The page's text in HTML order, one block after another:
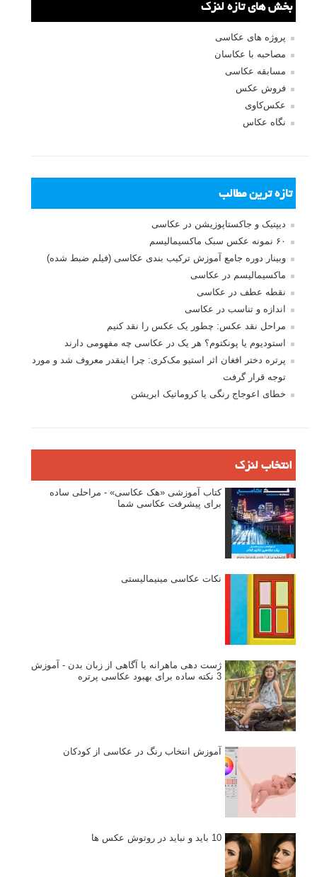
بخش های تازه لنزک
پروژه های عکاسی
مصاحبه با عکاسان
مسابقه عکاسی
فروش عکس
عکس‌کاوی
نگاه عکاس
تازه ترین مطالب
دیپتیک و جاکستا‌پوزیشن در عکاسی
۶۰ نمونه عکس سبک ماکسیمالیسم
وبینار دوره جامع آموزش ترکیب بندی عکاسی (فیلم ضبط شده)
ماکسیمالیسم در عکاسی
نقطه عطف در عکاسی
اندازه و تناسب در عکاسی
مراحل نقد عکس: چطور یک عکس را نقد کنیم
استودیوم یا پونکتوم؟ هر یک در عکاسی چه مفهومی دارند
پرتره دختر افغان اثر استیو مک‌کری: چرا اینقدر معروف شد و مورد
توجه قرار گرفت
خطای اعوجاج رنگی یا کروماتیک ابریشن
انتخاب لنزک
کتاب آموزشی «هک عکاسی» - مراحلی ساده
برای پیشرفت عکاسی شما
نکات عکاسی مینیمالیستی
ژست دهی ماهرانه با آگاهی از زبان بدن - آموزش
3 نکته ساده برای بهبود عکاسی پرتره
آموزش انتخاب رنگ در عکاسی از کودکان
10 باید و نباید در روتوش عکس ها